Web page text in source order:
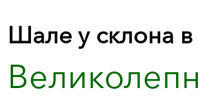
Шале у склона